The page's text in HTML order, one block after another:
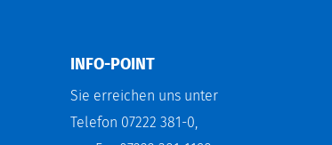
INFO-POINT
Sie erreichen uns unter
Telefon 07222 381-0,